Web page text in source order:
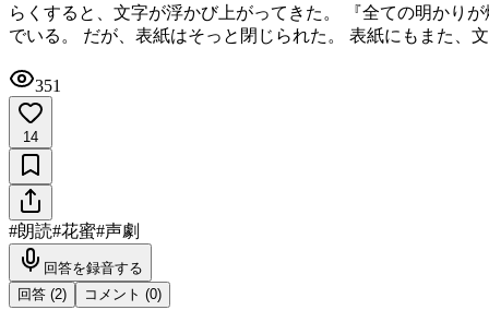
らくすると、文字が浮かび上がってきた。 『全ての明かり
でいる。 だが、表紙はそっと閉じられた。 表紙にもまた、
351
14
#朗読#花蜜#声劇
回答を録音する
回答 (2) コメント (0)